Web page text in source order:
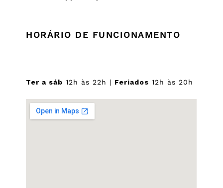
HORÁRIO DE FUNCIONAMENTO
Ter a sáb 12h às 22h | Feriados 12h às 20h